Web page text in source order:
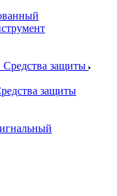
защиты
защиты